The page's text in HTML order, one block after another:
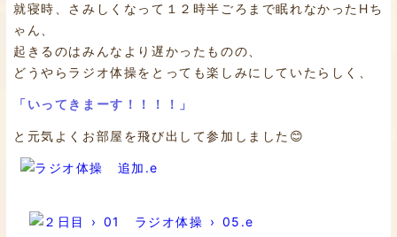
就寝時、さみしくなって１２時半ごろまで眠れなかったHち
ゃん、
起きるのはみんなより遅かったものの、
どうやらラジオ体操をとっても楽しみにしていたらしく、
「いってきまーす！！！！」
と元気よくお部屋を飛び出して参加しました😊